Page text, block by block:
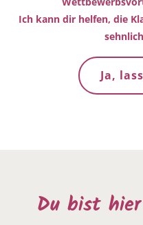
Ich kann dir helfen, die
Ja,
Du bist